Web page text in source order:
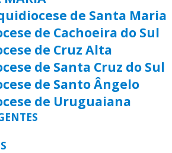
de Santa Maria
de Cachoeira do Sul
de Cruz Alta
de Santa Cruz do Sul
de Santo Ângelo
de Uruguaiana